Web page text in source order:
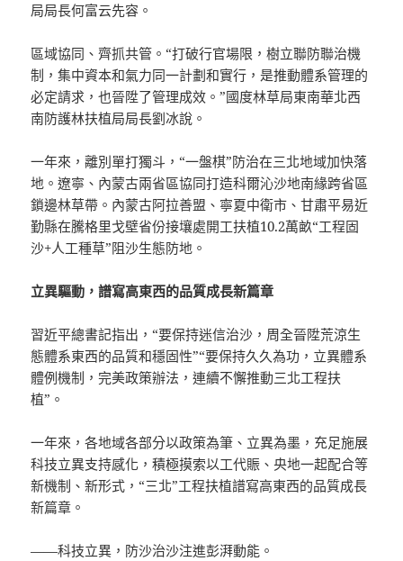
局局長何富云先容。
區域協同、齊抓共管。“打破行官場限，樹立聯防聯治機
制，集中資本和氣力同一計劃和實行，是推動體系管理的
必定請求，也晉陞了管理成效。”國度林草局東南華北西
南防護林扶植局局長劉冰說。
一年來，離別單打獨斗，“一盤棋”防治在三北地域加快落
地。遼寧、內蒙古兩省區協同打造科爾沁沙地南緣跨省區
鎖邊林草帶。內蒙古阿拉善盟、寧夏中衛市、甘肅平易近
勤縣在騰格里戈壁省份接壤處開工扶植10.2萬畝“工程固
沙+人工種草”阻沙生態防地。
立異驅動，譜寫高東西的品質成長新篇章
習近平總書記指出，“要保持迷信治沙，周全晉陞荒涼生
態體系東西的品質和穩固性”“要保持久久為功，立異體系
體例機制，完美政策辦法，連續不懈推動三北工程扶
植”。
一年來，各地域各部分以政策為筆、立異為墨，充足施展
科技立異支持感化，積極摸索以工代賑、央地一起配合等
新機制、新形式，“三北”工程扶植譜寫高東西的品質成長
新篇章。
——科技立異，防沙治沙注進彭湃動能。